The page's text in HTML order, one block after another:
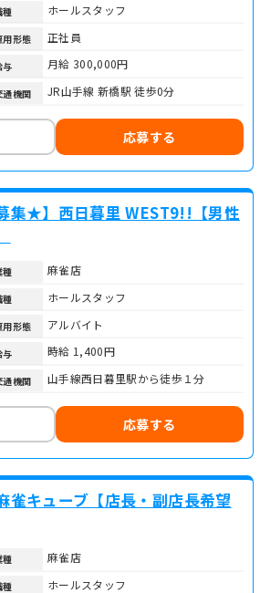
種 ホールスタッフ
用形態 正社員
与 月給 300,000円
通機関 JR山手線 新橋駅 徒歩0分
応募する
集★】西日暮里 WEST9!!【男性
種 麻雀店
種 ホールスタッフ
用形態 アルバイト
与 時給 1,400円
通機関 山手線西日暮里駅から徒歩１分
応募する
雀キューブ【店長・副店長希望
種 麻雀店
種 ホールスタッフ